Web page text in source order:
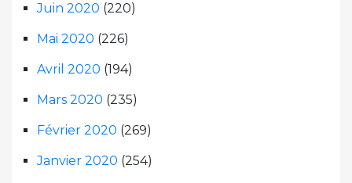
Juin 2020 (220)
Mai 2020 (226)
Avril 2020 (194)
Mars 2020 (235)
Février 2020 (269)
Janvier 2020 (254)